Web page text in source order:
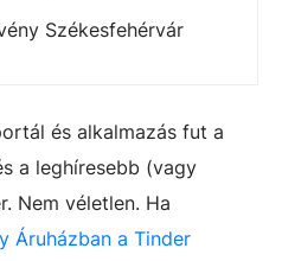
Székesfehérvár
és alkalmazás fut a
a leghíresebb (vagy
Nem véletlen. Ha
Áruházban a Tinder